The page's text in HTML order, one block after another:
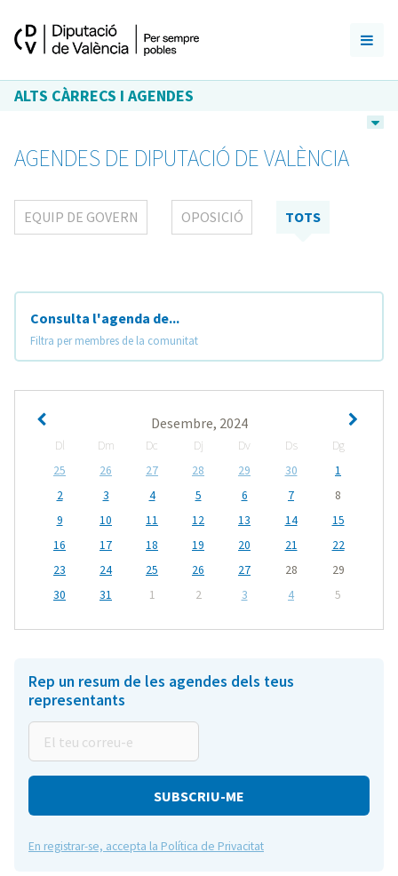
ALTS CÀRRECS I AGENDES
AGENDES DE DIPUTACIÓ DE VALÈNCIA
EQUIP DE GOVERN OPOSICIÓ TOTS
Consulta l'agenda de...
Filtra per membres de la comunitat
Desembre, 2024
Dl Dm Dc Dj Dv Ds
Dg
25
26 27 28 29 30
1
2
3 4 5 6 7
8
9
10 11 12 13 14
15
16
17 18 19 20 21
22
23
24 25 26 27 28
29
30
31 1 2 3 4 5
Rep un resum de les agendes dels teus
representants
teu
correu-
En registrar-se, accepta la Política de Privacitat